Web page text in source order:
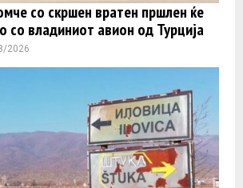
со скршен вратен пршлен ќе
со владиниот авион од Турција
2026